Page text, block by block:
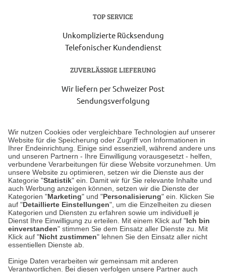
Wir nutzen Cookies oder vergleichbare Technologien auf unserer
Website für die Speicherung oder Zugriff von Informationen in
Ihrer Endeinrichtung. Einige sind essenziell, während andere uns
und unseren Partnern - Ihre Einwilligung vorausgesetzt - helfen,
verbundene Verarbeitungen für diese Website vorzunehmen. Um
unsere Website zu optimieren, setzen wir die Dienste aus der
Kategorie "Statistik" ein. Damit wir für Sie relevante Inhalte und
auch Werbung anzeigen können, setzen wir die Dienste der
Kategorien "Marketing" und "Personalisierung" ein. Klicken Sie
auf "Detaillierte Einstellungen", um die Einzelheiten zu diesen
Kategorien und Diensten zu erfahren sowie um individuell je
Dienst Ihre Einwilligung zu erteilen. Mit einem Klick auf "Ich bin
einverstanden" stimmen Sie dem Einsatz aller Dienste zu. Mit
Klick auf "Nicht zustimmen" lehnen Sie den Einsatz aller nicht
essentiellen Dienste ab.
Einige Daten verarbeiten wir gemeinsam mit anderen
Verantwortlichen. Bei diesen verfolgen unsere Partner auch
TOP SERVICE
Unkomplizierte Rücksendung
Telefonischer Kundendienst
ZUVERLÄSSIGE LIEFERUNG
Wir liefern per Schweizer Post
Sendungsverfolgung
Unser Geschäft in Meckenheim
Auf dem Steinbüchel 6
53340 Meckenheim
Montag bis Samstag 9:00 Uhr bis 18:00 Uhr
weitere Information
Hier finden Sie uns im Netz